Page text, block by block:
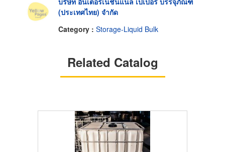
(ประเทศไทย) จำกัด
Category : Storage-Liquid Bulk
Related Catalog